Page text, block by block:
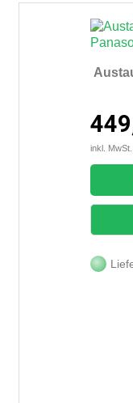
inkl. MwSt.